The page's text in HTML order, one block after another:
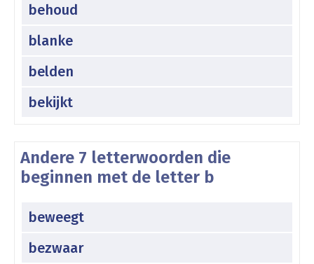
behoud
blanke
belden
bekijkt
Andere 7 letterwoorden die
beginnen met de letter b
beweegt
bezwaar